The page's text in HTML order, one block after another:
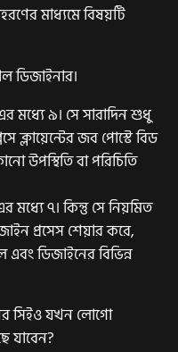
মাধ্যমে বিষয়টি
ডিজাইনার।
মধ্যে ৯। সে সারাদিন শুধু
ক্লায়েন্টের জব পোস্টে বিড
উপস্থিতি বা পরিচিতি
মধ্যে ৭। কিন্তু সে নিয়মিত
প্রসেস শেয়ার করে,
এবং ডিজাইনের বিভিন্ন
সিইও যখন লোগো
যাবেন?